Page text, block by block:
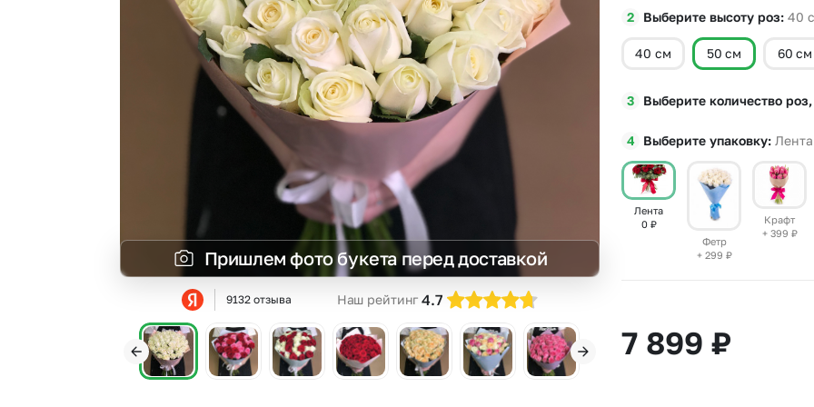
Insta букеты
Хиты продаж
Все категории
Пришлем фото букета перед доставкой
9132 отзыва Наш рейтинг 4.7
Выберите высоту роз 40
40 см 50 см 60 см
Выберите количество
Выберите упаковку Лента
Лента
0 ₽
Фетр
+ 299 ₽
Крафт
+ 399 ₽
7 899 ₽